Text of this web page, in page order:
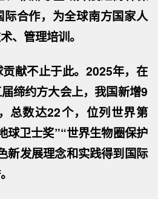
合作，为全球南方国家人
、管理培训。
献不止于此。2025年，在
缔约方大会上，我国新增9
总数达22个，位列世界第
球卫士奖”“世界生物圈保护
新发展理念和实践得到国际